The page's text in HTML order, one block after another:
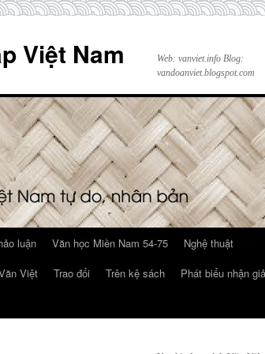
Việt Nam
Web: vanviet.info Blog:
vandoanviet.blogspot.com
luận Văn học Miền Nam 54-75
Nghệ thuật
Việt Trao đổi Trên kệ sách
Phát biểu nhận